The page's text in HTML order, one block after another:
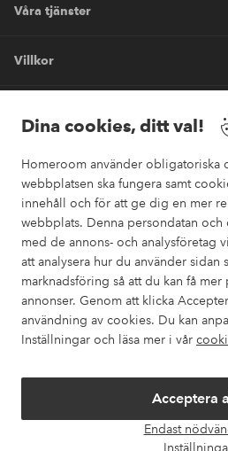
Dina cookies, ditt val!
Homeroom använder obligatoriska
webbplatsen ska fungera samt
innehåll och för att ge dig en mer
webbplats. Denna persondatan och
med de annons- och analysföretag
att analysera hur du använder sidan
marknadsföring så att du kan få mer
annonser. Genom att klicka
användning av cookies. Du kan
Inställningar och läsa mer i vår
Acceptera
Endast
Våra tjänster
Villkor
Säkra
Vill du veta mer om våra
elpy